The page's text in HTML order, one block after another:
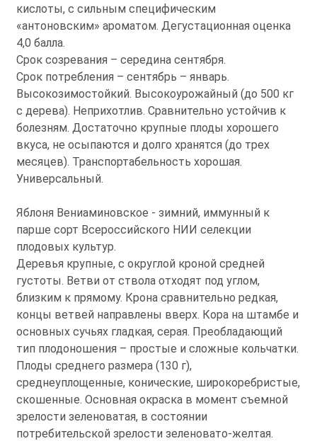
кислоты, с сильным специфическим
«антоновским» ароматом. Дегустационная оценка
4,0 балла.
Срок созревания – середина сентября.
Срок потребления – сентябрь – январь.
Высокозимостойкий. Высокоурожайный (до 500 кг
с дерева). Неприхотлив. Сравнительно устойчив к
болезням. Достаточно крупные плоды хорошего
вкуса, не осыпаются и долго хранятся (до трех
месяцев). Транспортабельность хорошая.
Универсальный.
Яблоня Вениаминовское - зимний, иммунный к
парше сорт Всероссийского НИИ селекции
плодовых культур.
Деревья крупные, с округлой кроной средней
густоты. Ветви от ствола отходят под углом,
близким к прямому. Крона сравнительно редкая,
концы ветвей направлены вверх. Кора на штамбе и
основных сучьях гладкая, серая. Преобладающий
тип плодоношения – простые и сложные кольчатки.
Плоды среднего размера (130 г),
среднеуплощенные, конические, широкоребристые,
скошенные. Основная окраска в момент съемной
зрелости зеленоватая, в состоянии
потребительской зрелости зеленовато-желтая.